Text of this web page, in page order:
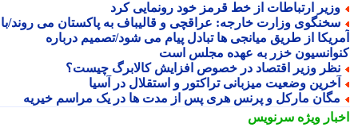
ارتباطات از خط قرمز خود رونمایی کرد
وزارت خارجه: عراقچی و قالیباف به پاکستان می روند/با
از طریق میانجی ها تبادل پیام می شود/تصمیم درباره
خزر به عهده مجلس است
وزیر اقتصاد در خصوص افزایش کالابرگ چیست؟
وضعیت میزبانی تراکتور و استقلال در آسیا
مارکل و پرنس هری پس از مدت ها در یک مراسم خیریه
ویژهسرنویس